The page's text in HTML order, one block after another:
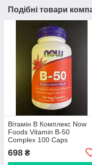
Подібні товари
Вітамін В Комплекс Now
Foods Vitamin B-50
Complex 100 Caps
698 ₴